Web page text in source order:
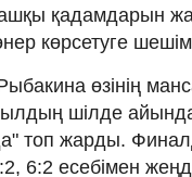
қадамдарын
көрсетуге
өзінің
шілде
топ жарды.
6:2 есебімен